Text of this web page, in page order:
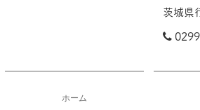
茨城県

ホーム